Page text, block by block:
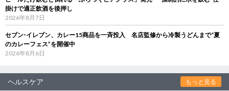
掛けで適正飲酒を後押し
2026年8月7日
セブン‐イレブン、カレー15商品を一斉投入 名店監修から冷製うどんまで“夏
のカレーフェス”を開催中
2026年8月6日
ヘルスケア もっと見る